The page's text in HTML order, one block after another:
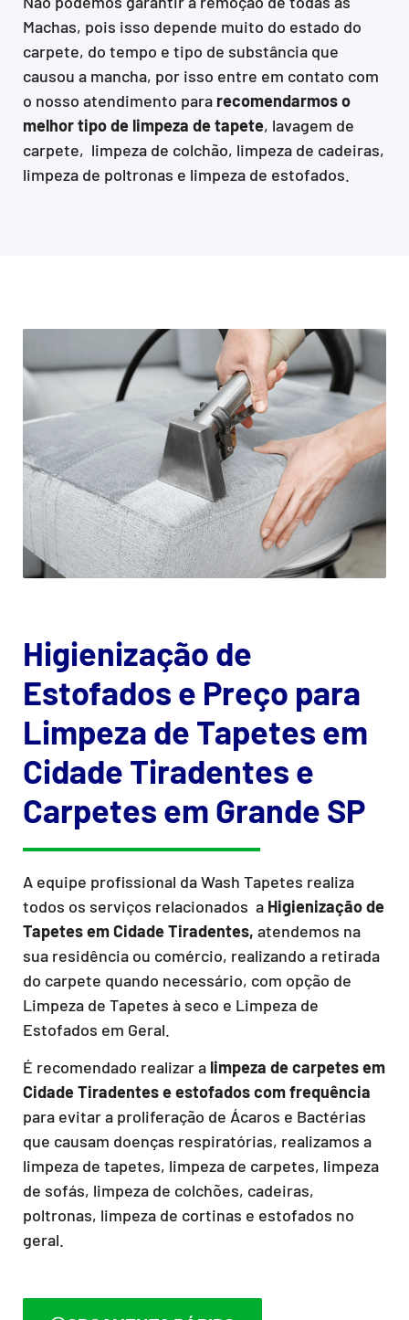
Machas, pois isso depende muito do estado do
carpete, do tempo e tipo de substância que
causou a mancha, por isso entre em contato com
o nosso atendimento para recomendarmos o
melhor tipo de limpeza de tapete, lavagem de
carpete, limpeza de colchão, limpeza de cadeiras,
limpeza de poltronas e limpeza de estofados.
Higienização de
Estofados e Preço para
Limpeza de Tapetes em
Cidade Tiradentes e
Carpetes em Grande SP
A equipe profissional da Wash Tapetes realiza
todos os serviços relacionados a Higienização de
Tapetes em Cidade Tiradentes, atendemos na
sua residência ou comércio, realizando a retirada
do carpete quando necessário, com opção de
Limpeza de Tapetes à seco e Limpeza de
Estofados em Geral.
É recomendado realizar a limpeza de carpetes em
Cidade Tiradentes e estofados com frequência
para evitar a proliferação de Ácaros e Bactérias
que causam doenças respiratórias, realizamos a
limpeza de tapetes, limpeza de carpetes, limpeza
de sofás, limpeza de colchões, cadeiras,
poltronas, limpeza de cortinas e estofados no
geral.